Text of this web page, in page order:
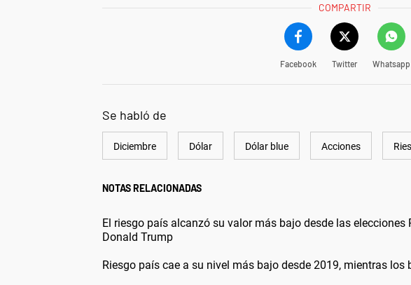
COMPARTIR
Facebook Twitter Whatsapp
Se habló de
Diciembre Dólar Dólar blue Acciones
NOTAS RELACIONADAS
El riesgo país alcanzó su valor más bajo desde las elecciones
Donald Trump
Riesgo país cae a su nivel más bajo desde 2019, mientras